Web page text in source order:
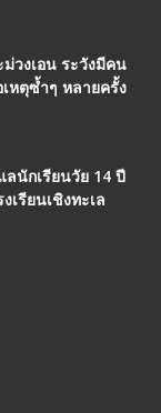
วงเอน ระวังมีคน
หตุซ้ำๆ หลายครั้ง
นักเรียนวัย 14 ปี
เรียนเชิงทะเล